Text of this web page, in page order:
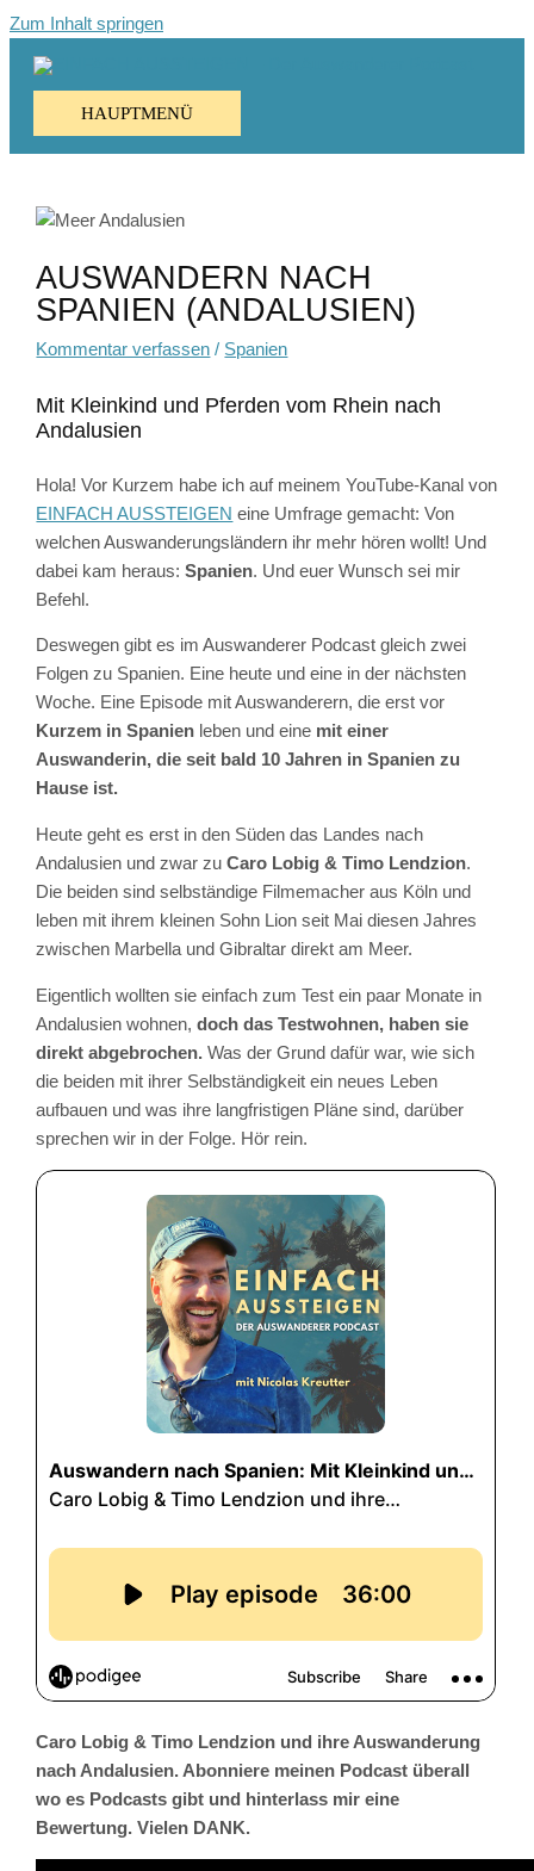
Zum Inhalt springen
HAUPTMENÜ
AUSWANDERN NACH
SPANIEN (ANDALUSIEN)
Kommentar verfassen / Spanien
Mit Kleinkind und Pferden vom Rhein nach
Andalusien
Hola! Vor Kurzem habe ich auf meinem YouTube-Kanal von
EINFACH AUSSTEIGEN eine Umfrage gemacht: Von
welchen Auswanderungsländern ihr mehr hören wollt! Und
dabei kam heraus:Spanien. Und euer Wunsch sei mir
Befehl.
Deswegen gibt es im Auswanderer Podcast gleich zwei
Folgen zu Spanien. Eine heute und eine in der nächsten
Woche. Eine Episode mit Auswanderern, die erst vor
Kurzem in Spanien leben und eine mit einer
Auswanderin, die seit bald 10 Jahren in Spanien zu
Hause ist.
Heute geht es erst in den Süden das Landes nach
Andalusien und zwar zuCaro Lobig & Timo Lendzion.
Die beiden sind selbständige Filmemacher aus Köln und
leben mit ihrem kleinen Sohn Lion seit Mai diesen Jahres
zwischen Marbella und Gibraltar direkt am Meer.
Eigentlich wollten sie einfach zum Test ein paar Monate in
Andalusien wohnen,doch das Testwohnen, haben sie
direkt abgebrochen. Was der Grund dafür war, wie sich
die beiden mit ihrer Selbständigkeit ein neues Leben
aufbauen und was ihre langfristigen Pläne sind, darüber
sprechen wir in der Folge. Hör rein.
Caro Lobig & Timo Lendzion und ihre Auswanderung
nach Andalusien. Abonniere meinen Podcast überall
wo es Podcasts gibt und hinterlass mir eine
Bewertung. Vielen DANK.